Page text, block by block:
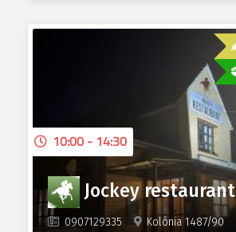
Jockey restaurant
0907129335 Kolónia 1487/90
10:00 - 14:30